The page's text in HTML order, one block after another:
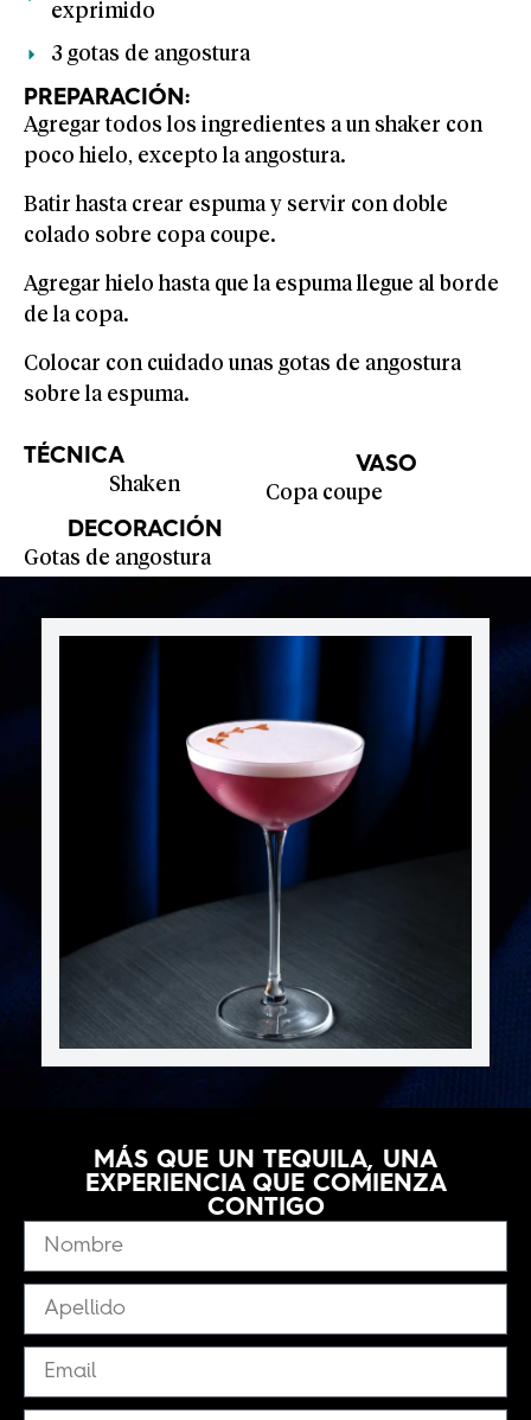
exprimido
3 gotas de angostura
PREPARACIÓN:
Agregar todos los ingredientes a un shaker con
poco hielo, excepto la angostura.
Batir hasta crear espuma y servir con doble
colado sobre copa coupe.
Agregar hielo hasta que la espuma llegue al borde
de la copa.
Colocar con cuidado unas gotas de angostura
sobre la espuma.
TÉCNICA
Shaken
VASO
Copa coupe
DECORACIÓN
Gotas de angostura
MÁS QUE UN TEQUILA, UNA
EXPERIENCIA QUE COMIENZA
CONTIGO